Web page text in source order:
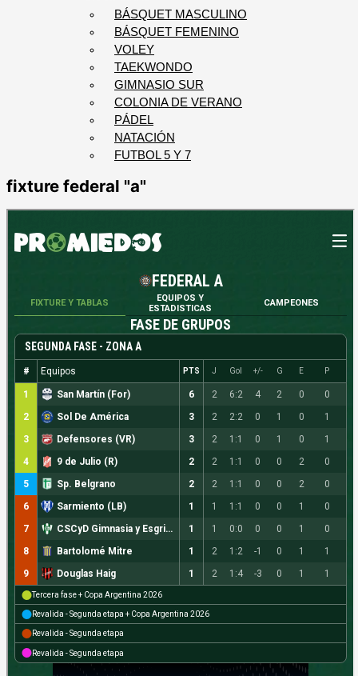
BÁSQUET MASCULINO
BÁSQUET FEMENINO
VOLEY
TAEKWONDO
GIMNASIO SUR
COLONIA DE VERANO
PÁDEL
NATACIÓN
FUTBOL 5 Y 7
fixture federal "a"